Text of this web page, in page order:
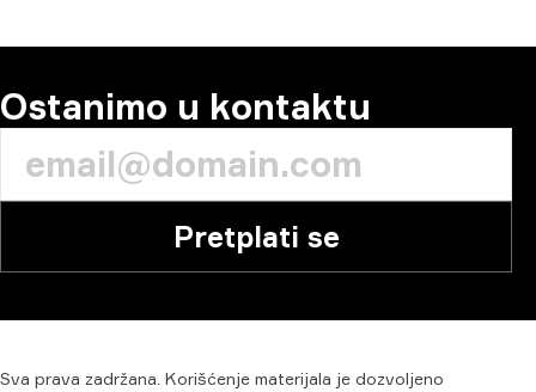
Ostanimo u kontaktu
Pretplati se
Sva prava zadržana. Korišćenje materijala je dozvoljeno